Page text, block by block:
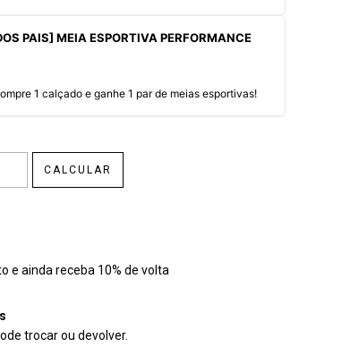
DOS PAIS] MEIA ESPORTIVA PERFORMANCE
1 calçado e ganhe 1 par de meias esportivas!
CALCULAR
e ainda receba 10% de volta
trocar ou devolver.